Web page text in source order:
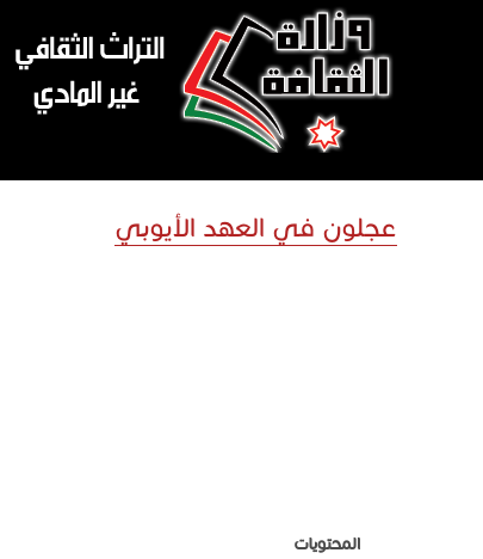
تجاوز إلى المحتوى الرئيسي
عجلون في العهد الأيوبي
المحتويات